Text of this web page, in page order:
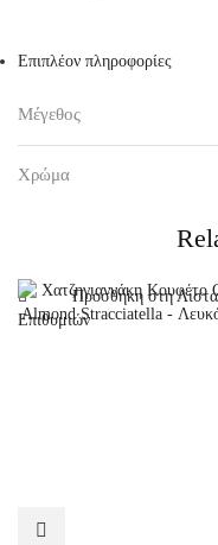
Επιπλέον πληροφορίες
Μέγεθος
Χρώμα
Προσθήκη στη Λίστα
Επιθυμιών